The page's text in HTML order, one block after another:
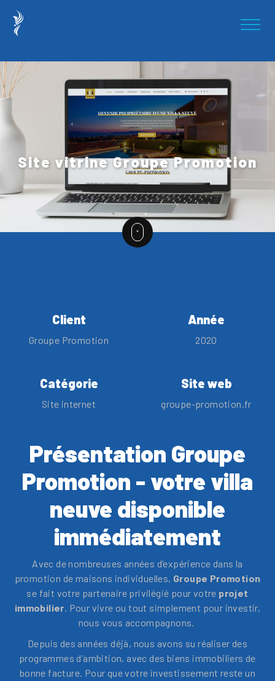
Site vitrine Groupe Promotion
Client
Groupe Promotion
Année
2020
Catégorie
Site internet
Site web
groupe-promotion.fr
Présentation Groupe
Promotion - votre villa
neuve disponible
immédiatement
Avec de nombreuses années d’expérience dans la
promotion de maisons individuelles, Groupe Promotion
se fait votre partenaire privilégié pour votre projet
immobilier. Pour vivre ou tout simplement pour investir,
nous vous accompagnons.
Depuis des années déjà, nous avons su réaliser des
programmes d’ambition, avec des biens immobiliers de
bonne facture. Pour que votre investissement reste un